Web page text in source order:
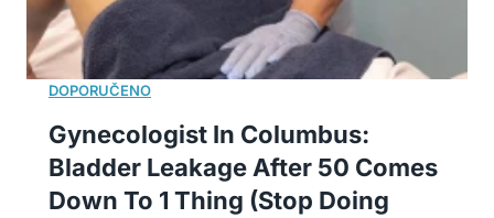
Gynecologist In Columbus:
Bladder Leakage After 50 Comes
Down To 1 Thing (Stop Doing